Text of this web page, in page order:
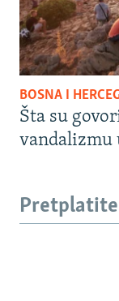
BOSNA I
Šta su
vandalizmu
Pretplatite